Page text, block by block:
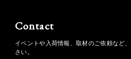
Contact
イベントや入荷情報、取材のご依頼など
さい。